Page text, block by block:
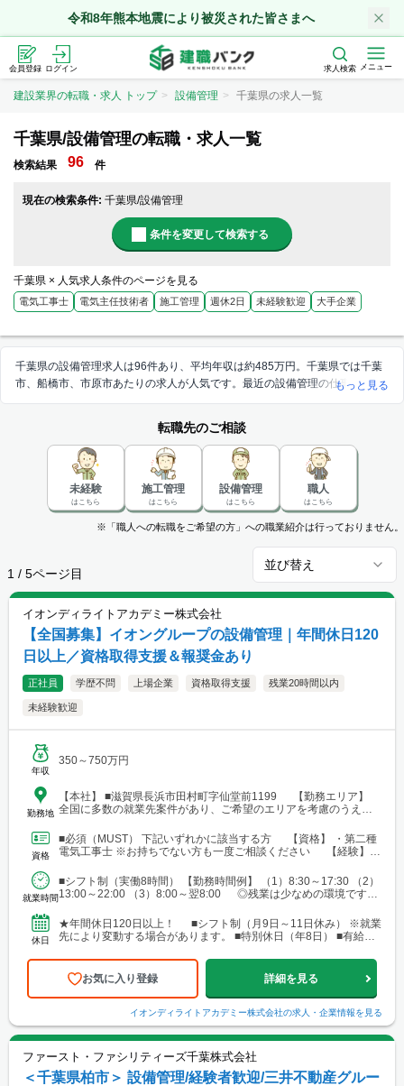
令和8年熊本地震により被災された皆さまへ
会員登録 ログイン 求人検索 メニュー
建設業界の転職・求人 トップ 設備管理 千葉県の求人一覧
千葉県/設備管理の転職・求人一覧
検索結果 96 件
現在の検索条件: 千葉県/設備管理
条件を変更して検索する
千葉県 × 人気求人条件のページを見る
電気工事士 電気主任技術者 施工管理 週休2日 未経験歓迎 大手企業
千葉県の設備管理求人は96件あり、平均年収は約485万円。千葉県では千葉
市、船橋市、市原市あたりの求人が人気です。最近の設備管理の仕事選びで
は、週休2日、土日祝休み、資格取得支援を重視される方が多い傾向にあり
ます。給料や年収、勤務条件など豊富な情報の中から、あなたにピッタリの
正社員、契約社員、嘱託社員、パートタイム・アルバイトのお仕事を探せま
もっと見る
転職先のご相談
未経験
はこちら
施工管理
はこちら
設備管理
はこちら
職人
はこちら
※「職人への転職をご希望の方」への職業紹介は行っておりません。
1 / 5ページ目
並び替え
イオンディライトアカデミー株式会社
【全国募集】イオングループの設備管理｜年間休日120
日以上／資格取得支援＆報奨金あり
正社員 学歴不問 上場企業 資格取得支援 残業20時間以内
未経験歓迎
年収
350～750万円
勤務地
【本社】 ■滋賀県長浜市田村町字仙堂前1199 【勤務エリア】
全国に多数の就業先案件があり、ご希望のエリアを考慮のうえ配
す。 ■北海道 ■東北 └仙台市 ■関東 └東京23区 └町田・立
川・調布・西東京 └横浜・川崎・相模原・海老名・厚木 └千葉・
船橋・市川・柏・浦安・市原 └さいたま・川越・越谷・久喜・三
橋・岡崎・長久手・日進・稲沢・清須・小牧 └岐阜・各務原 └
津・四日市・桑名・志摩 └静岡・浜松・沼津・御殿場 ■関西 └
和泉・泉南 └神戸市・西宮・尼崎・姫路・加古川 └京都市・長岡
京・舞鶴・木津・木津川・城陽・京田辺・福知山・綾部・八幡 └
└奈良市・橿原・大和郡山 ■中四国 └広島市（安佐南区・南
区）・福山 └岡山・倉敷・津山
資格
■必須（MUST） 下記いずれかに該当する方 【資格】 ・第二種
電気工事士 ※お持ちでない方も一度ご相談ください 【経験】
就業時間
■シフト制（実働8時間） 【勤務時間例】 （1）8:30～17:30 （2）
13:00～22:00 （3）8:00～翌8:00 ◎残業は少なめの環境です。
休日
★年間休日120日以上！ ■シフト制（月9日～11日休み） ※就業
先により変動する場合があります。 ■特別休日（年8日） ■有給休
お気に入り登録 詳細を見る
イオンディライトアカデミー株式会社の求人・企業情報を見る
ファースト・ファシリティーズ千葉株式会社
＜千葉県柏市＞ 設備管理/経験者歓迎/三井不動産グルー